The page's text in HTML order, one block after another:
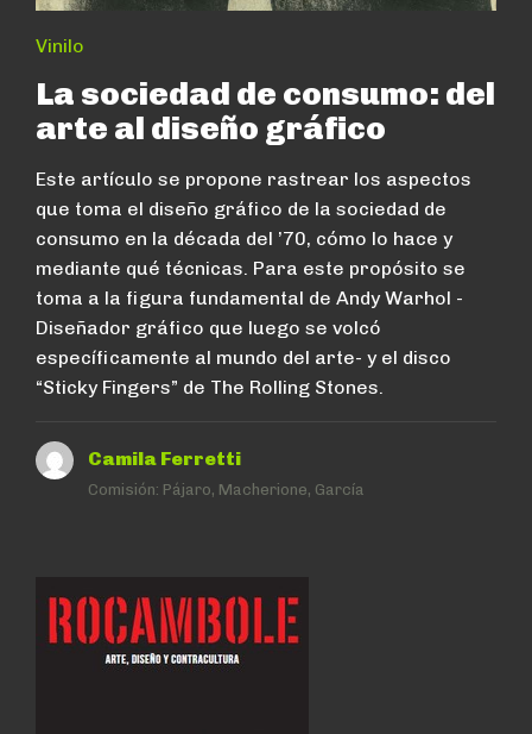
Vinilo
La sociedad de consumo: del
arte al diseño gráfico
Este artículo se propone rastrear los aspectos
que toma el diseño gráfico de la sociedad de
consumo en la década del ’70, cómo lo hace y
mediante qué técnicas. Para este propósito se
toma a la figura fundamental de Andy Warhol -
Diseñador gráfico que luego se volcó
específicamente al mundo del arte- y el disco
“Sticky Fingers” de The Rolling Stones.
Camila Ferretti
Comisión: Pájaro, Macherione, García